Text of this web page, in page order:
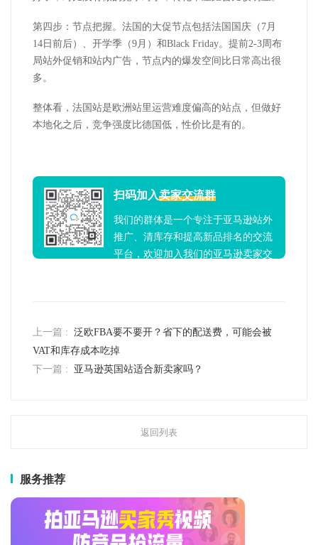
第四步：节点把握。法国的大促节点包括法国国庆（ 7月
14 日前后）、开学季（9月）和Black Friday。提前2-3周布
局站外促销和站内广告，节点内的爆发空间比日常高出很
多。
整体看，法国站是欧洲站里运营难度偏高的站点，但做好
本地化之后，竞争强度比德国低，性价比是有的。
扫码加入卖家交流群
我们的群体是一个专注于亚马逊站外
推广、清库存和提高新品排名的交流
平台，欢迎加入我们的亚马逊卖家交
上一篇 : 泛欧FBA要不要开？省下的配送费，可能会被
VAT和库存成本吃掉
下一篇 :
亚马逊英国站适合新卖家吗？
返回列表
服务推荐